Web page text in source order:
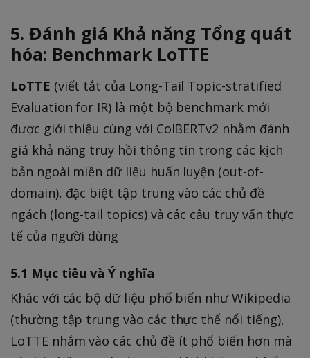
5. Đánh giá Khả năng Tổng quát
hóa: Benchmark LoTTE
LoTTE (viết tắt của Long-Tail Topic-stratified
Evaluation for IR) là một bộ benchmark mới
được giới thiệu cùng với ColBERTv2 nhằm đánh
giá khả năng truy hồi thông tin trong các kịch
bản ngoài miền dữ liệu huấn luyện (out-of-
domain), đặc biệt tập trung vào các chủ đề
ngách (long-tail topics) và các câu truy vấn thực
tế của người dùng
5.1 Mục tiêu và Ý nghĩa
Khác với các bộ dữ liệu phổ biến như Wikipedia
(thường tập trung vào các thực thể nổi tiếng),
LoTTE nhắm vào các chủ đề ít phổ biến hơn mà